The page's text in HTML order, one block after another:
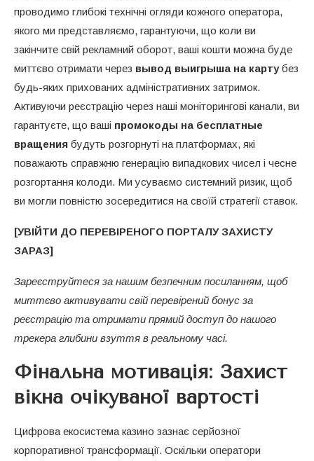
проводимо глибокі технічні огляди кожного оператора,
якого ми представляємо, гарантуючи, що коли ви
закінчите свій рекламний оборот, ваші кошти можна буде
миттєво отримати через вывод выигрыша на картубез
будь-яких прихованих адміністративних затримок.
Активуючи реєстрацію через наші моніторингові канали, ви
гарантуєте, що ваші промокоды на бесплатные
вращения будуть розгорнуті на платформах, які
поважають справжню генерацію випадкових чисел і чесне
розгортання колоди. Ми усуваємо системний ризик, щоб
ви могли повністю зосередитися на своїй стратегії ставок.
[УВІЙТИ ДО ПЕРЕВІРЕНОГО ПОРТАЛУ ЗАХИСТУ
ЗАРАЗ]
Зареєструйтеся за нашим безпечним посиланням, щоб
миттєво активувати свій перевірений бонус за
реєстрацію та отримати прямий доступ до нашого
трекера глибини взуття в реальному часі.
Фінальна мотивація: Захист
вікна очікуваної вартості
Цифрова екосистема казино зазнає серйозної
корпоративної трансформації. Оскільки оператори